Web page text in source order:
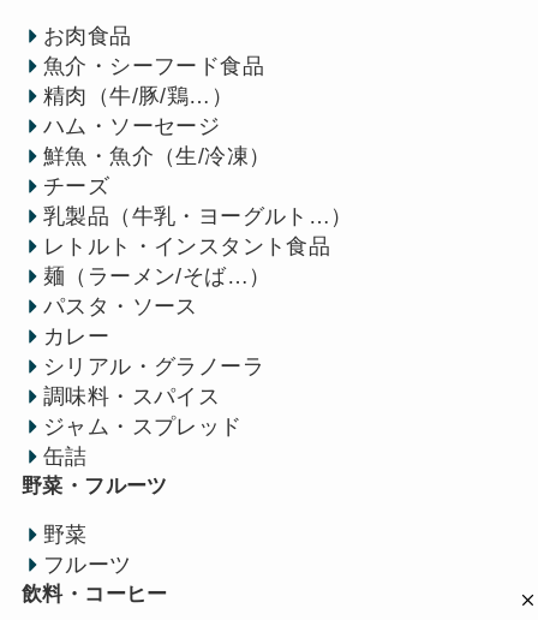
お肉食品
魚介・シーフード食品
精肉（牛/豚/鶏…）
ハム・ソーセージ
鮮魚・魚介（生/冷凍）
チーズ
乳製品（牛乳・ヨーグルト…）
レトルト・インスタント食品
麺（ラーメン/そば…）
パスタ・ソース
カレー
シリアル・グラノーラ
調味料・スパイス
ジャム・スプレッド
缶詰
野菜・フルーツ
野菜
フルーツ
飲料・コーヒー